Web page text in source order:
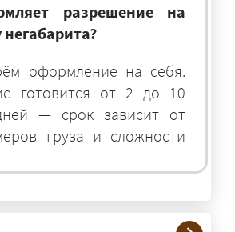
разрешение на
негабарита?
оформление на себя.
готовится от 2 до 10
— срок зависит от
груза и сложности